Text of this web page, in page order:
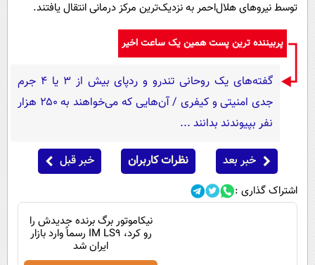
گوناگون
حوادث
سلامت
اجتماعی
سیاست خارجی
آشپزی
توسط نیروهای هلال‌احمر به نزدیک‌ترین مرکز درمانی انتقال یافتند.
پربیننده ترین پست همین یک ساعت اخیر
گفته‌های یک روحانی تندرو و ردپای بیش از ۳ یا ۴ جرم
جدی امنیتی و کیفری / آن‌هایی که می‌خواهند به ۲۵۰ هزار
نفر بپیوندند بدانند ...
خبر بعد نظرات کاربران خبر قبل
اشتراک گذاری :
نیکاموتور برگ برنده جدیدش را
رو کرد، IM LS9 رسماً وارد بازار
ایران شد